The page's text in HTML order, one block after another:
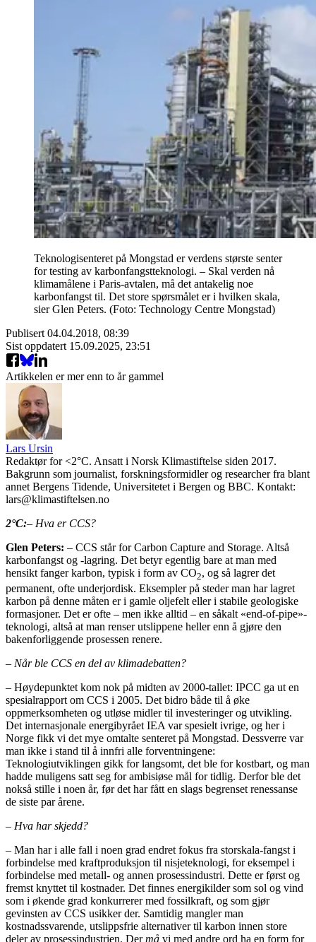
Teknologisenteret på Mongstad er verdens største senter
for testing av karbonfangstteknologi. – Skal verden nå
klimamålene i Paris-avtalen, må det antakelig noe
karbonfangst til. Det store spørsmålet er i hvilken skala,
sier Glen Peters. (Foto: Technology Centre Mongstad)
Publisert 04.04.2018, 08:39
Sist oppdatert 15.09.2025, 23:51
Artikkelen er mer enn to år gammel
Lars Ursin
Redaktør for <2°C. Ansatt i Norsk Klimastiftelse siden 2017.
Bakgrunn som journalist, forskningsformidler og researcher fra blant
annet Bergens Tidende, Universitetet i Bergen og BBC. Kontakt:
lars@klimastiftelsen.no
2°C:– Hva er CCS?
Glen Peters: – CCS står for Carbon Capture and Storage. Altså
karbonfangst og -lagring. Det betyr egentlig bare at man med
hensikt fanger karbon, typisk i form av CO2, og så lagrer det
permanent, ofte underjordisk. Eksempler på steder man har lagret
karbon på denne måten er i gamle oljefelt eller i stabile geologiske
formasjoner. Det er ofte – men ikke alltid – en såkalt «end-of-pipe»-
teknologi, altså at man renser utslippene heller enn å gjøre den
bakenforliggende prosessen renere.
– Når ble CCS en del av klimadebatten?
– Høydepunktet kom nok på midten av 2000-tallet: IPCC ga ut en
spesialrapport om CCS i 2005. Det bidro både til å øke
oppmerksomheten og utløse midler til investeringer og utvikling.
Det internasjonale energibyrået IEA var spesielt ivrige, og her i
Norge fikk vi det mye omtalte senteret på Mongstad. Dessverre var
man ikke i stand til å innfri alle forventningene:
Teknologiutviklingen gikk for langsomt, det ble for kostbart, og man
hadde muligens satt seg for ambisiøse mål for tidlig. Derfor ble det
nokså stille i noen år, før det har fått en slags begrenset renessanse
de siste par årene.
– Hva har skjedd?
– Man har i alle fall i noen grad endret fokus fra storskala-fangst i
forbindelse med kraftproduksjon til nisjeteknologi, for eksempel i
forbindelse med metall- og annen prosessindustri. Dette er først og
fremst knyttet til kostnader. Det finnes energikilder som sol og vind
som i økende grad konkurrerer med fossilkraft, og som gjør
gevinsten av CCS usikker der. Samtidig mangler man
kostnadssvarende, utslippsfrie alternativer til karbon innen store
deler av prosessindustrien. Dermå vi med andre ord ha en form for